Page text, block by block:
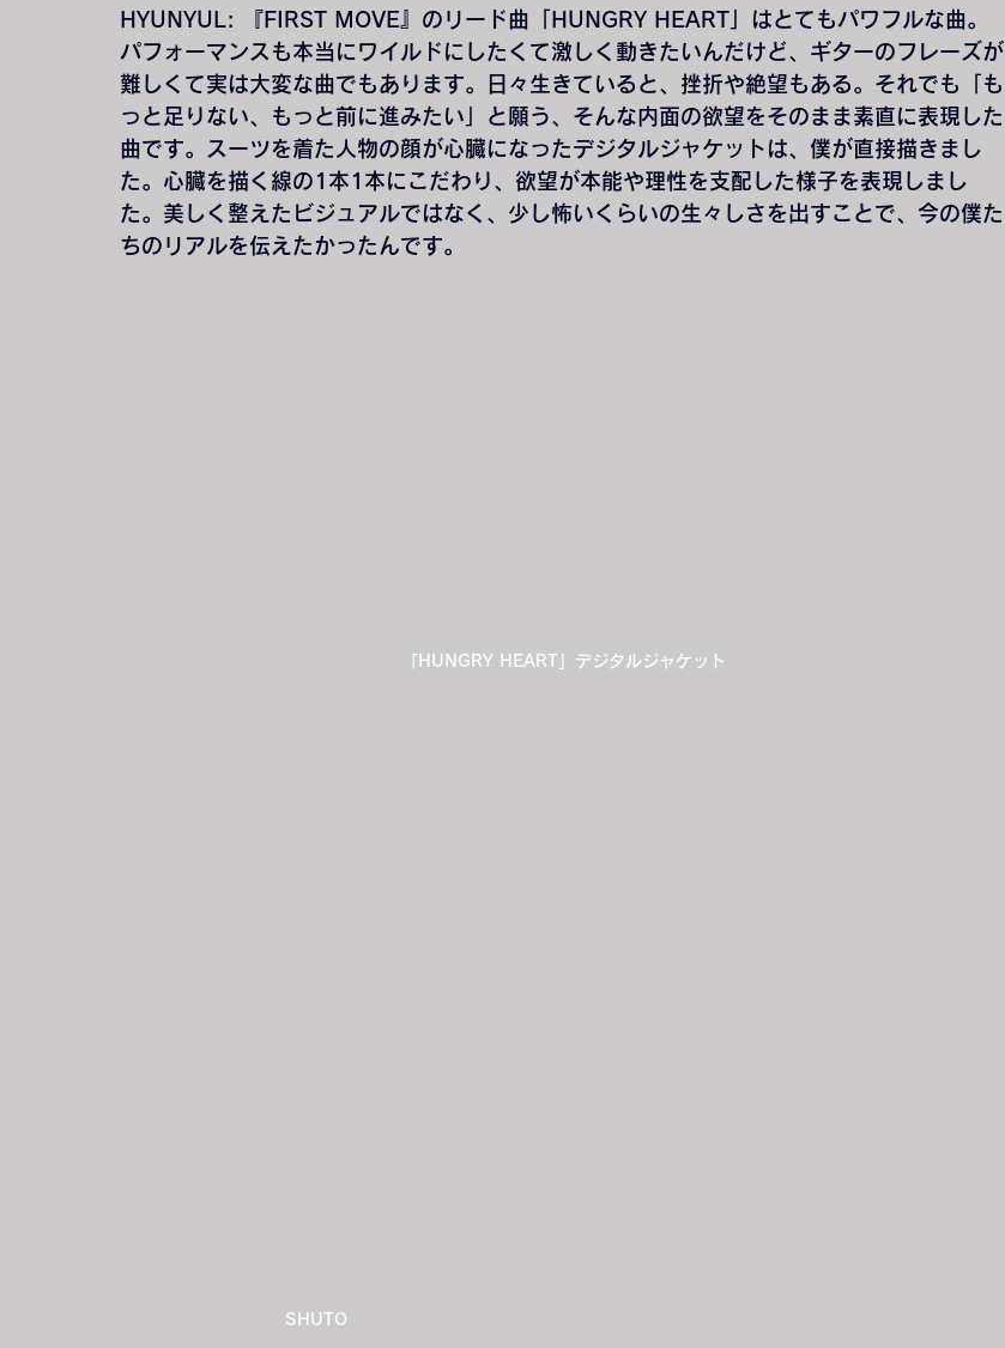
HYUNYUL
: 『FIRST MOVE』のリード曲「HUNGRY HEART」はとてもパワフルな曲。
パフォーマンスも本当にワイルドにしたくて激しく動きたいんだけど、ギターのフレーズが
難しくて実は大変な曲でもあります。日々生きていると、挫折や絶望もある。それでも「も
っと足りない、もっと前に進みたい」と願う、そんな内面の欲望をそのまま素直に表現した
曲です。スーツを着た人物の顔が心臓になったデジタルジャケットは、僕が直接描きまし
た。心臓を描く線の1本1本にこだわり、欲望が本能や理性を支配した様子を表現しまし
た。美しく整えたビジュアルではなく、少し怖いくらいの生々しさを出すことで、今の僕た
ちのリアルを伝えたかったんです。
「HUNGRY HEART」デジタルジャケット
SHUTO